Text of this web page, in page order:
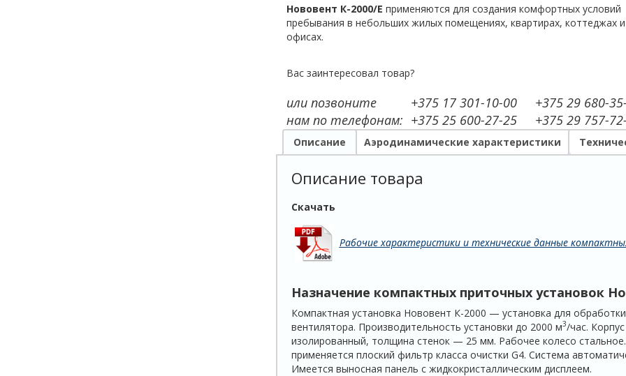
Нововент К-2000/E применяются для создания комфортных условий
пребывания в небольших жилых помещениях, квартирах, коттеджах и
офисах.
Вас заинтересовал товар?
или позвоните
нам по телефонам:
+375 17 301-10-00
+375 25 600-27-25
+375 29 680-
+375 29 757-
Описание Аэродинамические характеристики
Описание товара
Скачать
Рабочие характеристики и технические данные
Назначение компактных приточных установок
Компактная установка Нововент К-2000 — установка для
вентилятора. Производитель­ность установки до 2000 м3/час.
изолированный, толщина стенок — 25 мм. Рабочее колесо
применяется плоский фильтр класса очистки G4. Система
Имеется выносная панель с жидкокристаллическим дисплеем.